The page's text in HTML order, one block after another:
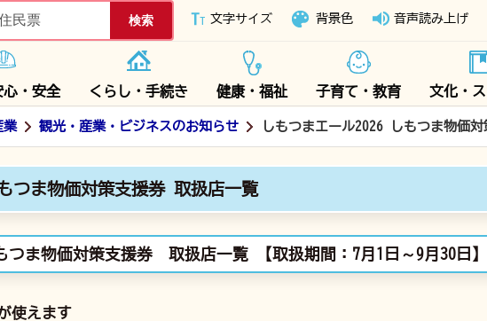
下妻市ホームページ
文字サイズ 背景色 音声読み上げ
心・安全 くらし・手続き 健康・福祉 子育て・教育 文化・
業 観光・産業・ビジネスのお知らせ しもつまエール2026 しもつま物価
つま物価対策支援券 取扱店一覧
ま物価対策支援券 取扱店一覧 【取扱期間：7月1日～9月30日】
使えます